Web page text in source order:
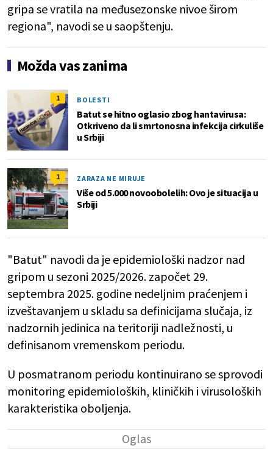
gripa se vratila na međusezonske nivoe širom
regiona", navodi se u saopštenju.
Možda vas zanima
1 BOLESTI
Batut se hitno oglasio zbog hantavirusa:
Otkriveno da li smrtonosna infekcija cirkuliše
u Srbiji
1 ZARAZA NE MIRUJE
Više od 5.000 novoobolelih: Ovo je situacija u
Srbiji
"Batut" navodi da je epidemiološki nadzor nad
gripom u sezoni 2025/2026. započet 29.
septembra 2025. godine nedeljnim praćenjem i
izveštavanjem u skladu sa definicijama slučaja, iz
nadzornih jedinica na teritoriji nadležnosti, u
definisanom vremenskom periodu.
U posmatranom periodu kontinuirano se sprovodi
monitoring epidemioloških, kliničkih i virusoloških
karakteristika oboljenja.